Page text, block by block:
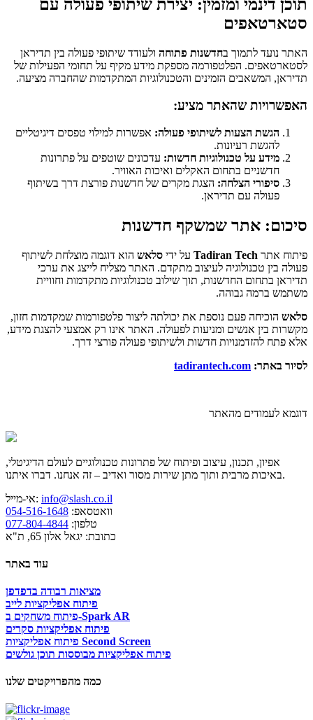
תוכן דינמי ומזמין: יצירת שיתופי פעולה עם
סטארטאפים
האתר נועד לתמוך בחדשנות פתוחה ולעודד שיתופי פעולה בין תדיראן
לסטארטאפים. הפלטפורמה מספקת מידע מקיף על תחומי הפעילות של
תדיראן, המשאבים הזמינים והטכנולוגיות המתקדמות שהחברה מציעה.
האפשרויות שהאתר מציע:
הגשת הצעות לשיתופי פעולה: אפשרות למילוי טפסים דיגיטליים
להגשת רעיונות.
מידע על טכנולוגיות חדשות: עדכונים שוטפים על פתרונות
חדשניים בתחום האקלים ואיכות האוויר.
סיפורי הצלחה: הצגת מקרים של חדשנות פורצת דרך בשיתוף
פעולה עם תדיראן.
סיכום: אתר שמשקף חדשנות
פיתוח אתר Tadiran Tech על ידי סלאש הוא דוגמה מוצלחת לשיתוף
פעולה בין טכנולוגיה לעיצוב מתקדם. האתר מצליח לייצג את ערכי
תדיראן בתחום החדשנות, תוך שילוב טכנולוגיות מתקדמות וחוויית
משתמש ברמה גבוהה.
סלאש הוכיחה פעם נוספת את יכולתה ליצור פלטפורמות שמקדמות חזון,
מקשרות בין אנשים ומניעות לפעולה. האתר אינו רק אמצעי להצגת מידע,
אלא פתח להזדמנויות חדשות ולשיתופי פעולה פורצי דרך.
לסיור באתר: tadirantech.com
דוגמא לעמודים מהאתר
אפיון, תכנון, עיצוב ופיתוח של פתרונות טכנולוגיים לעולם הדיגיטלי,
באיכות מרבית ותוך מתן שירות מסור ואדיב – זה אנחנו. דברו איתנו.
אי-מייל: info@slash.co.il
וואטסאפ: 054-516-1648
טלפון: 077-804-4844
כתובת: יגאל אלון 65, ת"א
עוד באתר
מציאות רבודה בדפדפן
פיתוח אפליקציות לייב
פיתוח משחקים ב-Spark AR
פיתוח אפליקציות סקרים
פיתוח אפליקציות Second Screen
פיתוח אפליקציות מבוססות תוכן גולשים
כמה מהפרויקטים שלנו